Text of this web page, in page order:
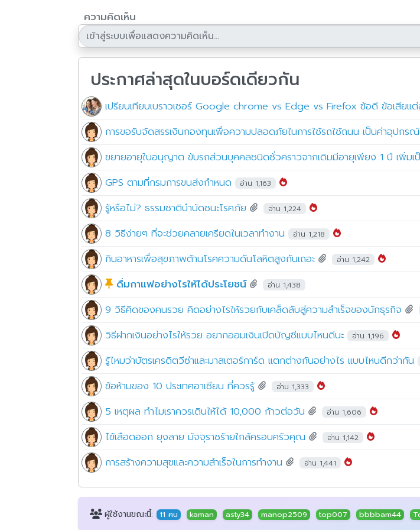
ความคิดเห็น
ประกาศล่าสุดในบอร์ดเดียวกัน
เปรียบเทียบเบราวเซอร์ Google chrome vs Edge vs Firefox ข้อดี ข้อเสียแต่
การขอรับจัดสรรเงินกองทุนเพื่อความปลอดภัยในการใช้รถใช้ถนน เป็นค่าอุปกร
ขยายอายุใบอนุญาต ขับรถส่วนบุคคลชนิดชั่วคราวจากเดิมมีอายุเพียง 1 ปี เพิ่ม
GPS ตามที่กรมการขนส่งกำหนด อ่าน 1,163
รู้หรือไม่? ธรรมชาติบำบัดชนะโรคภัย อ่าน 1,224
8 วิธีง่ายๆ ที่จะช่วยคลายเครียดในเวลาทำงาน อ่าน 1,218
กินอาหารเพื่อสุขภาพต้านโรคความดันโลหิตสูงกันเถอะ อ่าน 1,242
ดื่มกาแฟอย่างไรให้ได้ประโยชน์ อ่าน 1,438
9 วิธีคิดของคนรวย คิดอย่างไรให้รวยกับเคล็ดลับสู่ความสำเร็จของนักธุรกิจ
วิธีฝากเงินอย่างไรให้รวย อยากออมเงินเปิดบัญชีแบบไหนดีนะ อ่าน 1,196
รู้ไหมว่าบัตรเครดิตวีซ่าและมาสเตอร์การ์ด แตกต่างกันอย่างไร แบบไหนดีกว่ากัน
ข้อห้ามของ 10 ประเทศอาเซียน ที่ควรรู้ อ่าน 1,333
5 เหตุผล ทำไมเราควรเดินให้ได้ 10,000 ก้าวต่อวัน อ่าน 1,606
ไข้เลือดออก ยุงลาย มัจจุราชร้ายใกล้ครอบครัวคุณ อ่าน 1,142
การสร้างความสุขและความสำเร็จในการทำงาน อ่าน 1,441
ผู้ใช้งานขณะนี้: 11 คน kaman asty34 manop2509 top007 bbbbam44